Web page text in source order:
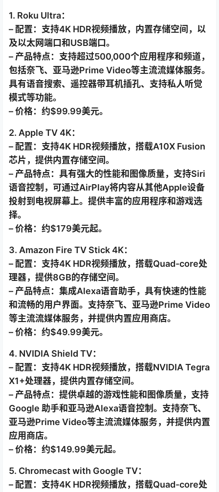
1. Roku Ultra：
– 配置：支持4K HDR视频播放，内置存储空间，以
及以太网端口和USB端口。
– 产品特点：支持超过500,000个应用程序和频道，
包括奈飞、亚马逊Prime Video等主流流媒体服务。
具有语音搜索、遥控器带耳机插孔、支持私人听觉
模式等功能。
– 价格：约$99.99美元。
2. Apple TV 4K：
– 配置：支持4K HDR视频播放，搭载A10X Fusion
芯片，提供内置存储空间。
– 产品特点：具有强大的性能和图像质量，支持Siri
语音控制，可通过AirPlay将内容从其他Apple设备
投射到电视屏幕上。提供丰富的应用程序和游戏选
择。
– 价格：约$179美元起。
3. Amazon Fire TV Stick 4K：
– 配置：支持4K HDR视频播放，搭载Quad-core处
理器，提供8GB的存储空间。
– 产品特点：集成Alexa语音助手，具有快速的性能
和流畅的用户界面。支持奈飞、亚马逊Prime Video
等主流流媒体服务，并提供内置应用商店。
– 价格：约$49.99美元。
4. NVIDIA Shield TV：
– 配置：支持4K HDR视频播放，搭载NVIDIA Tegra
X1+处理器，提供内置存储空间。
– 产品特点：提供卓越的游戏性能和图像质量，支持
Google 助手和亚马逊Alexa语音控制。支持奈飞、
亚马逊Prime Video等主流流媒体服务，并提供内置
应用商店。
– 价格：约$149.99美元起。
5. Chromecast with Google TV：
– 配置：支持4K HDR视频播放，搭载Quad-core处